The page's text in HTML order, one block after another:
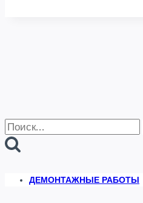
Найти:
ДЕМОНТАЖНЫЕ РАБОТЫ